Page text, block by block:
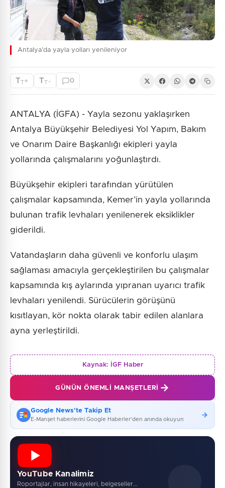
Antalya’da yayla yolları yenileniyor
TT+ TT - 0
ANTALYA (İGFA) - Yayla sezonu yaklaşırken
Antalya Büyükşehir Belediyesi Yol Yapım, Bakım
ve Onarım Daire Başkanlığı ekipleri yayla
yollarında çalışmalarını yoğunlaştırdı.
Büyükşehir ekipleri tarafından yürütülen
çalışmalar kapsamında, Kemer’in yayla yollarında
bulunan trafik levhaları yenilenerek eksiklikler
giderildi.
Vatandaşların daha güvenli ve konforlu ulaşım
sağlaması amacıyla gerçekleştirilen bu çalışmalar
kapsamında kış aylarında yıpranan uyarıcı trafik
levhaları yenilendi. Sürücülerin görüşünü
kısıtlayan, kör nokta olarak tabir edilen alanlara
ayna yerleştirildi.
Kaynak: İGF Haber
GÜNÜN ÖNEMLI MANŞETLERI
Google News'te Takip Et
E-Manşet haberlerini Google Haberler'den anında okuyun
YouTube Kanalimiz
Roportajlar, insan hikayeleri, belgeseller...